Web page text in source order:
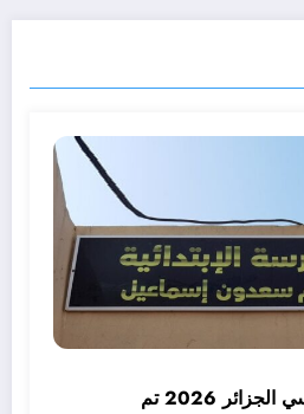
رسميا الدخول المدرسي الجزائر 2026 تم